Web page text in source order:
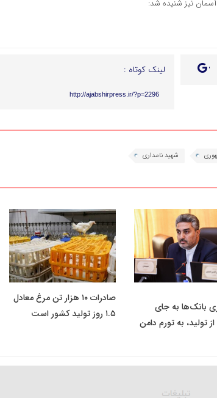
نیز شنیده شد:
لینک کوتاه :
http://ajabshirpress.ir/?p=2296
شهید نامداری
بانک‌ها به جای
تولید، به تورم دامن
صادرات ۱۰ هزار تن مرغ معادل
۱.۵ روز تولید کشور است